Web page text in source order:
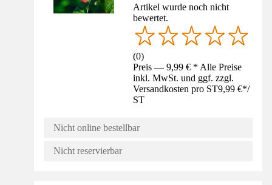
Artikel wurde noch nicht
bewertet.
(0)
Preis — 9,99 € * Alle Preise
inkl. MwSt. und ggf. zzgl.
Versandkosten pro ST9,99 €*/
ST
Nicht online bestellbar
Nicht reservierbar